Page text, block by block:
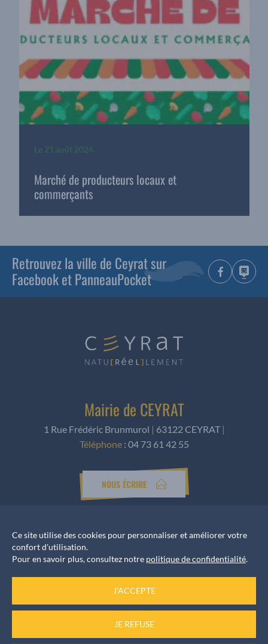
Le 21 août 2026
Marché de producteurs locaux et
commerçants
Retrouvez la ville de Ceyrat sur
Facebook et PanneauPocket
Mairie de CEYRAT
1 Rue Frédéric Brunmurol | 63122 CEYRAT |
Téléphone: 04 73 61 42 55
NOUS ÉCRIRE
Horaires d’ouverture
Accueil services
du Lundi au Vendredi de 8h30 à 12h et de 13h30 à 17h
Informations rendez-vous
Ce site utilise des cookies pour personnaliser et améliorer votre
confort d'utilisation.
Pour en savoir plus, consultez notre politique de confidentialité.
J'ACCEPTE
JE REFUSE